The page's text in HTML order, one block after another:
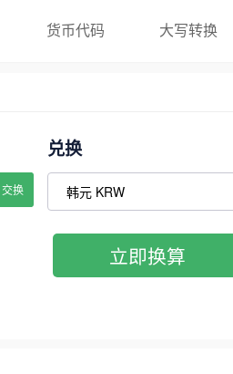
货币代码 大写转换
交换
兑换
立即换算